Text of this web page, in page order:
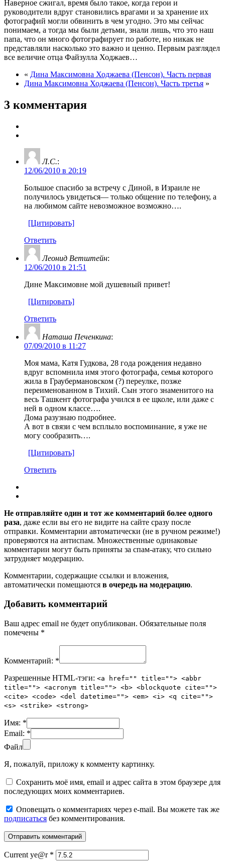
Наверное сжигал, время было такое, когда герои и
руководители вдруг становились врагами и за хранение их
фотографий могли обвинить в чем угодно. Это мы сейчас
понимаем, а тогда мы были детьми, знали лишь, что это наш
папа, что он много фотографирует по работе, но никак не
представляли насколько это важно и ценно. Первым разглядел
все величие отца Файзулла Ходжаев…
« Дина Максимовна Ходжаева (Пенсон). Часть первая
Дина Максимовна Ходжаева (Пенсон). Часть третья »
3 комментария
Л.С.:
12/06/2010 в 20:19
Большое спасибо за встречу с Диной, в Израиле не
получилось увидеться— только общение по телефону, а
на любимом сайте невозможное возможно….
[Цитировать]
Ответить
Леонид Ветштейн:
12/06/2010 в 21:51
Дине Максимовне мой душевный привет!
[Цитировать]
Ответить
Наташа Печенкина:
07/09/2010 в 11:27
Моя мама, Катя Гудкова, 28 года рождения недавно
вдруг вспомнила имя этого фотографа, семья которого
жила в Граубермановском (?) переулке, позже
переименованном в Тихий. Сын этого знаменитого на
весь Ташкент фотографа учился в ее щколе, или даже с
ней в одном классе….
Дома разузнаю подробнее.
А вот в связи с чем всплыло воспоминание, я уже не
могу сообразить….
[Цитировать]
Ответить
Не отправляйте один и тот же комментарий более одного
раза, даже если вы его не видите на сайте сразу после
отправки. Комментарии автоматически (не в ручном режиме!)
проверяются на антиспам. Множественные одинаковые
комментарии могут быть приняты за спам-атаку, что сильно
затрудняет модерацию.
Комментарии, содержащие ссылки и вложения,
автоматически помещаются в очередь на модерацию.
Добавить комментарий
Ваш адрес email не будет опубликован. Обязательные поля
помечены *
Комментарий: *
Разрешенные HTML-тэги: <a href="" title=""> <abbr
title=""> <acronym title=""> <b> <blockquote cite="">
<cite> <code> <del datetime=""> <em> <i> <q cite="">
<s> <strike> <strong>
Имя: *
Email: *
Файл
Я, пожалуй, приложу к комменту картинку.
Сохранить моё имя, email и адрес сайта в этом браузере для
последующих моих комментариев.
Оповещать о комментариях через e-mail. Вы можете так же
подписаться без комментирования.
Current ye@r *